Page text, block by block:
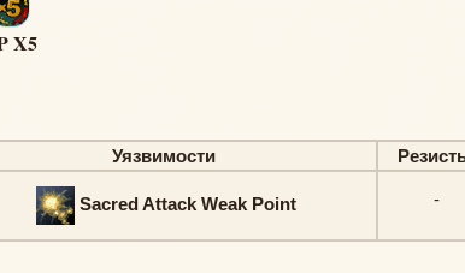
X5
Уязвимости
Sacred Attack Weak Point -